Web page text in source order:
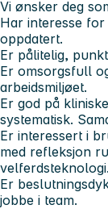
Vi ønsker deg
Har interesse
oppdatert.
Er pålitelig,
Er omsorgsfull
arbeidsmiljøet.
Er god på
systematisk.
Er interessert i
med refleksjon
velferdsteknologi.
Er
jobbe i team.